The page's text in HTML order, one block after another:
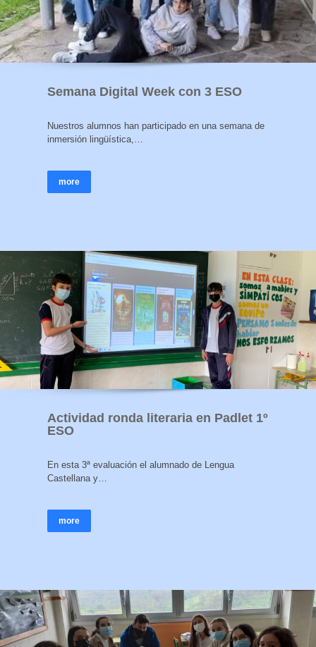
Semana Digital Week con 3 ESO
Nuestros alumnos han participado en una semana de
inmersión lingüística,…
more
Actividad ronda literaria en Padlet 1º
ESO
En esta 3ª evaluación el alumnado de Lengua
Castellana y…
more